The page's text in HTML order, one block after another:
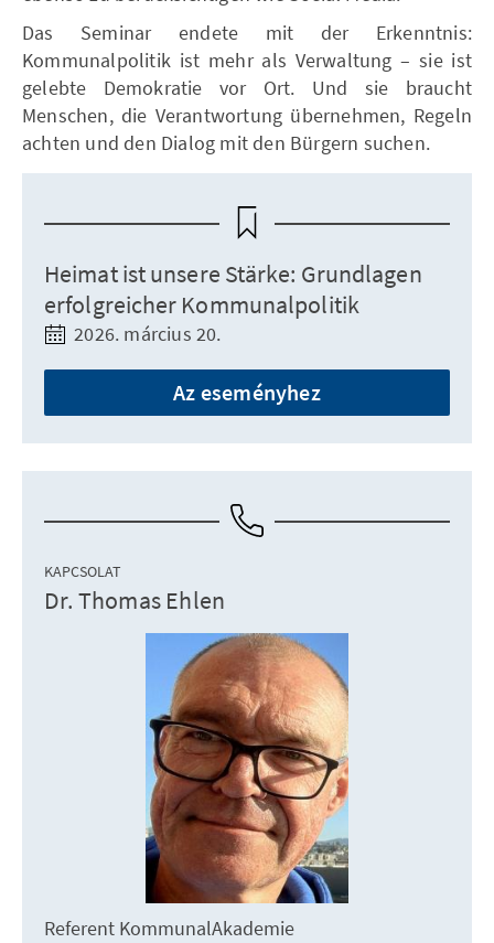
Das Seminar endete mit der Erkenntnis:
Kommunalpolitik ist mehr als Verwaltung – sie ist
gelebte Demokratie vor Ort. Und sie braucht
Menschen, die Verantwortung übernehmen, Regeln
achten und den Dialog mit den Bürgern suchen.
Heimat ist unsere Stärke: Grundlagen
erfolgreicher Kommunalpolitik
2026. március 20.
Az eseményhez
KAPCSOLAT
Dr. Thomas Ehlen
Referent KommunalAkademie